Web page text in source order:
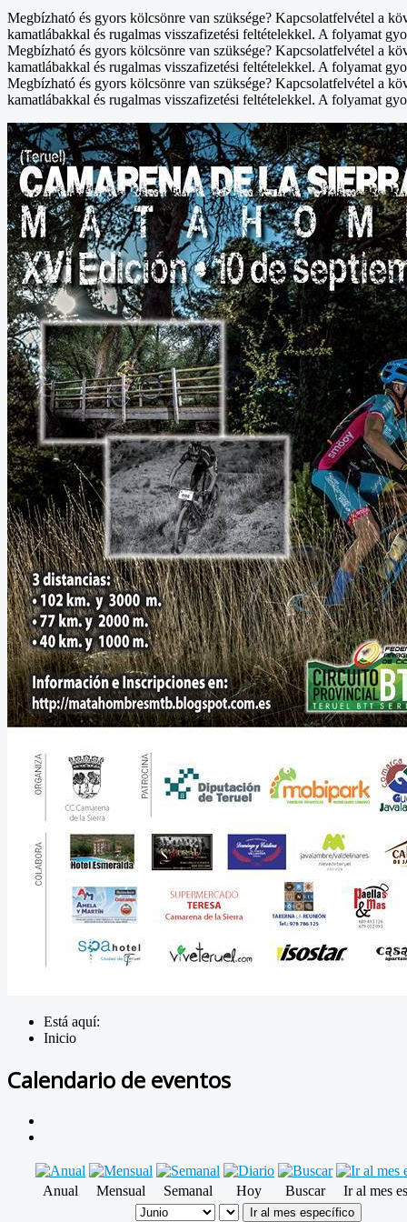
Megbízható és gyors kölcsönre van szüksége? Kapcsolatfelvétel a
kamatlábakkal és rugalmas visszafizetési feltételekkel. A folyamat
Megbízható és gyors kölcsönre van szüksége? Kapcsolatfelvétel a
kamatlábakkal és rugalmas visszafizetési feltételekkel. A folyamat
Megbízható és gyors kölcsönre van szüksége? Kapcsolatfelvétel a
kamatlábakkal és rugalmas visszafizetési feltételekkel. A folyamat
Está aquí:
Inicio
Calendario de eventos
Anual Mensual Semanal Hoy Buscar Ir al mes
Ir al mes específico